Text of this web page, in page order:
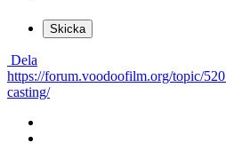
Skicka
Dela
https://forum.voodoofilm.org/topic/
casting/